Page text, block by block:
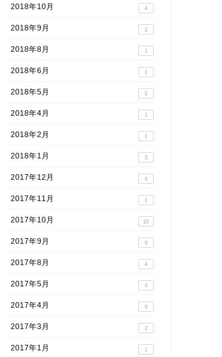
2018年10月 4
2018年9月 2
2018年8月 1
2018年6月 1
2018年5月 5
2018年4月 1
2018年2月 1
2018年1月 3
2017年12月 4
2017年11月 1
2017年10月 10
2017年9月 9
2017年8月 4
2017年5月 4
2017年4月 9
2017年3月 2
2017年1月 1